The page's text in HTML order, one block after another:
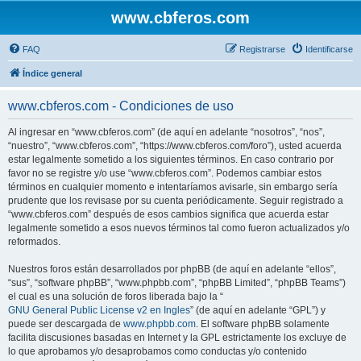
www.cbferos.com
FAQ Identificarse
Registrarse
Índice general
www.cbferos.com - Condiciones de uso
Al ingresar en “www.cbferos.com” (de aquí en adelante “nosotros”, “nos”,
“nuestro”, “www.cbferos.com”, “https://www.cbferos.com/foro”), usted acuerda
estar legalmente sometido a los siguientes términos. En caso contrario por
favor no se registre y/o use “www.cbferos.com”. Podemos cambiar estos
términos en cualquier momento e intentaríamos avisarle, sin embargo sería
prudente que los revisase por su cuenta periódicamente. Seguir registrado a
“www.cbferos.com” después de esos cambios significa que acuerda estar
legalmente sometido a esos nuevos términos tal como fueron actualizados y/o
reformados.
Nuestros foros están desarrollados por phpBB (de aquí en adelante “ellos”,
“sus”, “software phpBB”, “www.phpbb.com”, “phpBB Limited”, “phpBB Teams”)
el cual es una solución de foros liberada bajo la “
GNU General Public License v2 en Ingles” (de aquí en adelante “GPL”) y
puede ser descargada de www.phpbb.com. El software phpBB solamente
facilita discusiones basadas en Internet y la GPL estrictamente los excluye de
lo que aprobamos y/o desaprobamos como conductas y/o contenido